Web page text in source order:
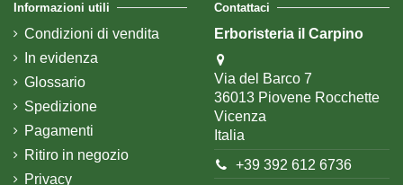
Informazioni utili
Condizioni di vendita
In evidenza
Glossario
Spedizione
Pagamenti
Ritiro in negozio
Privacy
Contattaci
Erboristeria il Carpino
Via del Barco 7
36013 Piovene Rocchette
Vicenza
Italia
+39 392 612 6736